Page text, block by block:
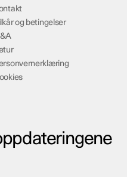
og betingelser